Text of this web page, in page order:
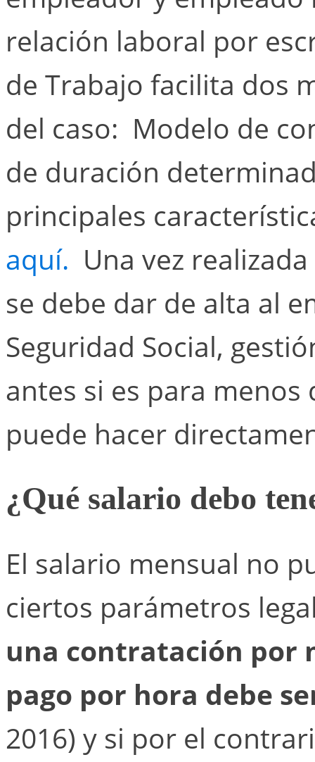
relación laboral por
de Trabajo facilita dos
del caso: Modelo de
de duración
principales
aquí. Una vez
se debe dar de alta al
Seguridad Social,
antes si es para
puede hacer
¿Qué salario debo
El salario mensual no
ciertos parámetros
una contratación por
pago por hora debe
2016) y si por el